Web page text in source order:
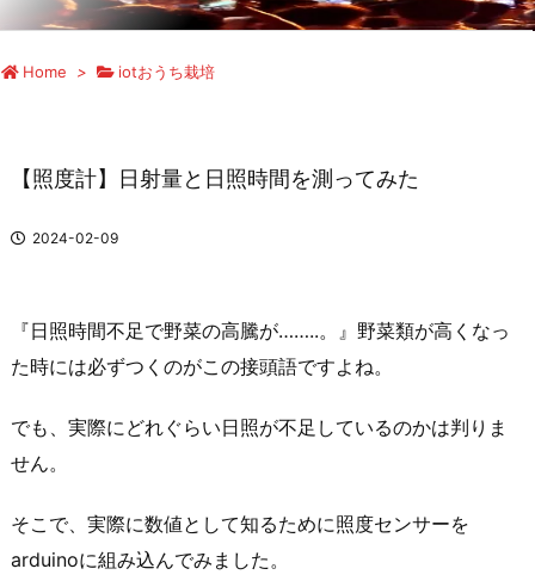
Home > iotおうち栽培
【照度計】日射量と日照時間を測ってみた
2024-02-09
『日照時間不足で野菜の高騰が……..。』野菜類が高くなっ
た時には必ずつくのがこの接頭語ですよね。
でも、実際にどれぐらい日照が不足しているのかは判りま
せん。
そこで、実際に数値として知るために照度センサーを
arduinoに組み込んでみました。